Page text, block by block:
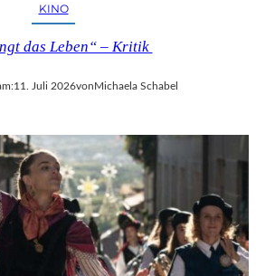
KINO
das Leben“ – Kritik
11. Juli 2026vonMichaela Schabel